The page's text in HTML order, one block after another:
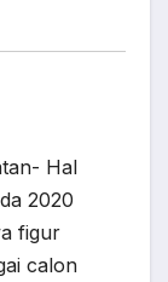
Hal
2020
figur
calon